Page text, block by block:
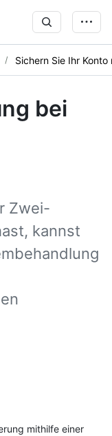
Sichern Sie Ihr Konto
bei
Zwei-
kannst
mithilfe einer